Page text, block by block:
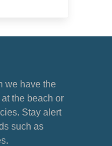
we have the
the beach or
Stay alert
such as